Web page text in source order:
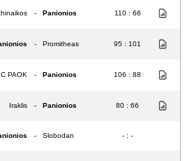
- Panionios 110 : 66
- Promitheas 95 : 101
PAOK - Panionios 106 : 88
Iraklis - Panionios 80 : 66
- Slobodan - : -